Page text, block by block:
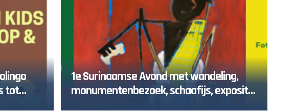
tot
1e Surinaamse Avond met wandeling,
monumentenbezoek, schaafijs, expositie